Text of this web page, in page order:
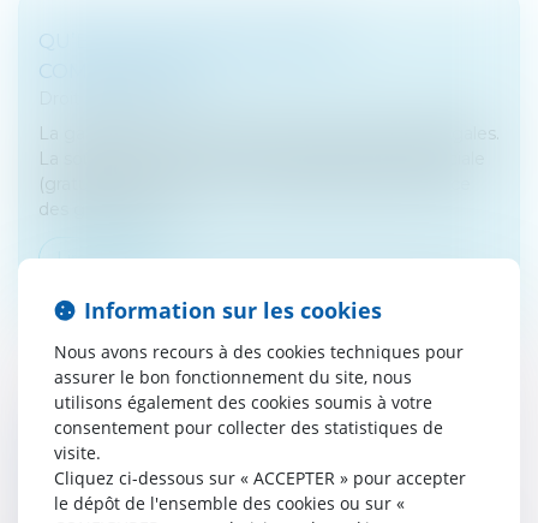
QU’EST-CE QU’UNE GARANTIE
COMMERCIALE ?
La garantie commerciale s'ajoute aux garanties légales.
La souscription d'un contrat de garantie commerciale
(gratuite ou payante) ne vous prive pas du bénéfice
des garanties lé...
Lire la suite
CRÉATION D'ENTREPRISE : COMMENT
DÉCLARER VOTRE ACTIVITÉ ?
Droit des sociétés
Information sur les cookies
Nous avons recours à des cookies techniques pour
assurer le bon fonctionnement du site, nous
utilisons également des cookies soumis à votre
consentement pour collecter des statistiques de
visite.
Cliquez ci-dessous sur « ACCEPTER » pour accepter
le dépôt de l'ensemble des cookies ou sur «